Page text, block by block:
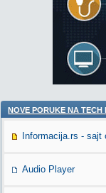
NOVE PORUKE NA TECH
Informacija.rs -
Audio Player